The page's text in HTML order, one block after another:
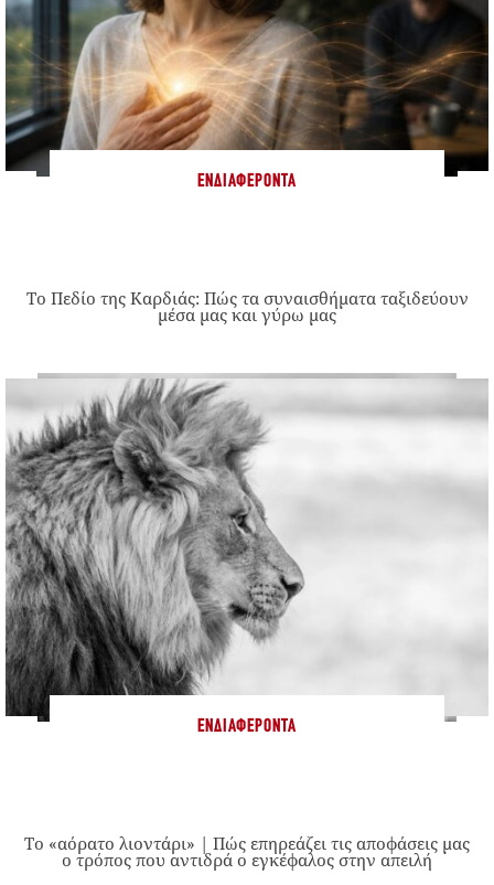
ΕΝΔΙΑΦΈΡΟΝΤΑ
Το Πεδίο της Καρδιάς: Πώς τα συναισθήματα ταξιδεύουν
μέσα μας και γύρω μας
ΕΝΔΙΑΦΈΡΟΝΤΑ
Το «αόρατο λιοντάρι» | Πώς επηρεάζει τις αποφάσεις μας
ο τρόπος που αντιδρά ο εγκέφαλος στην απειλή